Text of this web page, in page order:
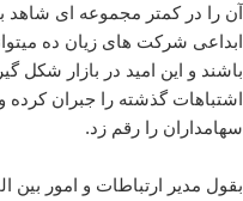
آن را در کمتر مجموعه ای شاهد
ابداعی شرکت های زیان ده
باشند و این امید در بازار شکل
اشتباهات گذشته را جبران
سهامداران را رقم زد.
بقول مدیر ارتباطات و امور بین